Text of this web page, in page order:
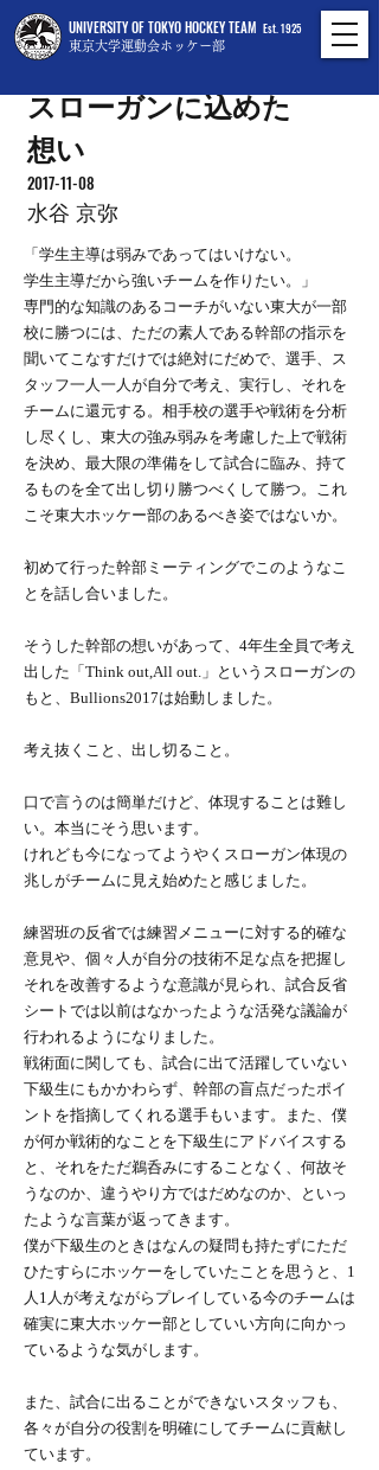
UNIVERSITY OF TOKYO HOCKEY TEAM
東京大学運動会ホッケー部
Est. 1925
スローガンに込めた
想い
2017-11-08
水谷 京弥
「学生主導は弱みであってはいけない。
学生主導だから強いチームを作りたい。」
専門的な知識のあるコーチがいない東大が一部
校に勝つには、ただの素人である幹部の指示を
聞いてこなすだけでは絶対にだめで、選手、ス
タッフ一人一人が自分で考え、実行し、それを
チームに還元する。相手校の選手や戦術を分析
し尽くし、東大の強み弱みを考慮した上で戦術
を決め、最大限の準備をして試合に臨み、持て
るものを全て出し切り勝つべくして勝つ。これ
こそ東大ホッケー部のあるべき姿ではないか。
初めて行った幹部ミーティングでこのようなこ
とを話し合いました。
そうした幹部の想いがあって、4年生全員で考え
出した「Think out,All out.」というスローガンの
もと、Bullions2017は始動しました。
考え抜くこと、出し切ること。
口で言うのは簡単だけど、体現することは難し
い。本当にそう思います。
けれども今になってようやくスローガン体現の
兆しがチームに見え始めたと感じました。
練習班の反省では練習メニューに対する的確な
意見や、個々人が自分の技術不足な点を把握し
それを改善するような意識が見られ、試合反省
シートでは以前はなかったような活発な議論が
行われるようになりました。
戦術面に関しても、試合に出て活躍していない
下級生にもかかわらず、幹部の盲点だったポイ
ントを指摘してくれる選手もいます。また、僕
が何か戦術的なことを下級生にアドバイスする
と、それをただ鵜呑みにすることなく、何故そ
うなのか、違うやり方ではだめなのか、といっ
たような言葉が返ってきます。
僕が下級生のときはなんの疑問も持たずにただ
ひたすらにホッケーをしていたことを思うと、1
人1人が考えながらプレイしている今のチームは
確実に東大ホッケー部としていい方向に向かっ
ているような気がします。
また、試合に出ることができないスタッフも、
各々が自分の役割を明確にしてチームに貢献し
ています。